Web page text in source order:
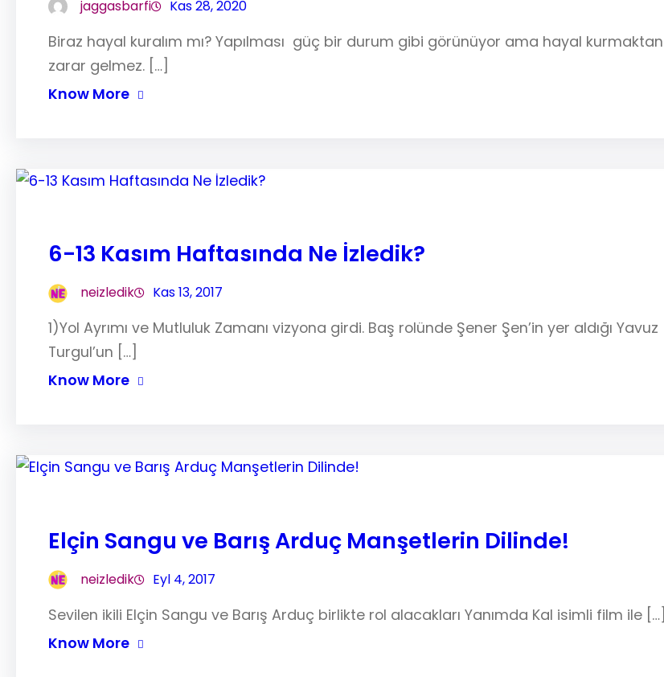
jaggasbarfi Kas 28, 2020
Biraz hayal kuralım mı? Yapılması güç bir durum gibi görünüyor ama hayal kurmaktan
zarar gelmez. […]
Know More
6-13 Kasım Haftasında Ne İzledik?
neizledik Kas 13, 2017
1)Yol Ayrımı ve Mutluluk Zamanı vizyona girdi. Baş rolünde Şener Şen’in yer aldığı Yavuz
Turgul’un […]
Know More
Elçin Sangu ve Barış Arduç Manşetlerin Dilinde!
neizledik Eyl 4, 2017
Sevilen ikili Elçin Sangu ve Barış Arduç birlikte rol alacakları Yanımda Kal isimli film ile […]
Know More